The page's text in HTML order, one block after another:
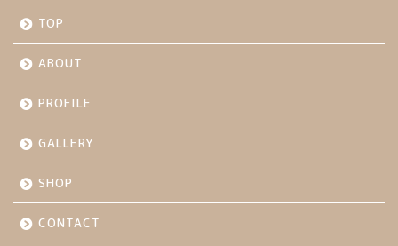
TOP
ABOUT
PROFILE
GALLERY
SHOP
CONTACT